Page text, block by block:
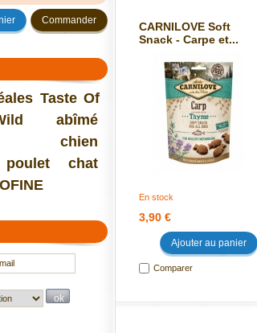
Commander
Taste Of
abîmé
chien
poulet
chat
CARNILOVE Soft
Snack - Carpe et...
En stock
3,90 €
Ajouter au panier
Comparer